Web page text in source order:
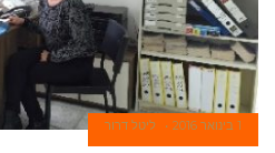
1 בינואר 2016 ליטל דרור